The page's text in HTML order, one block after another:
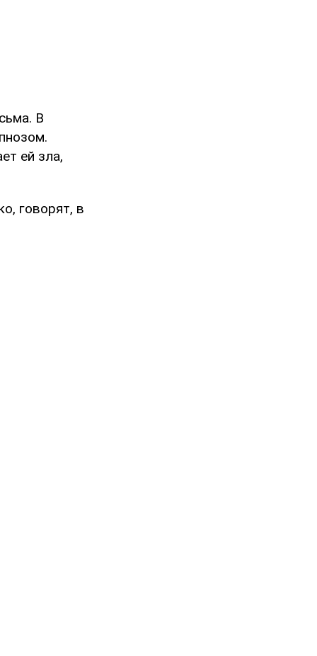
В
ей зла,
говорят, в